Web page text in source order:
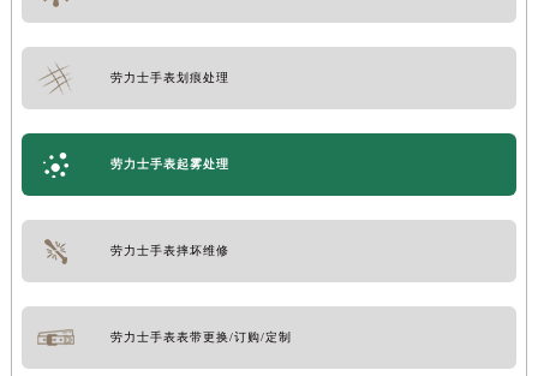
劳力士手表划痕处理
劳力士手表起雾处理
劳力士手表摔坏维修
劳力士手表表带更换/订购/定制